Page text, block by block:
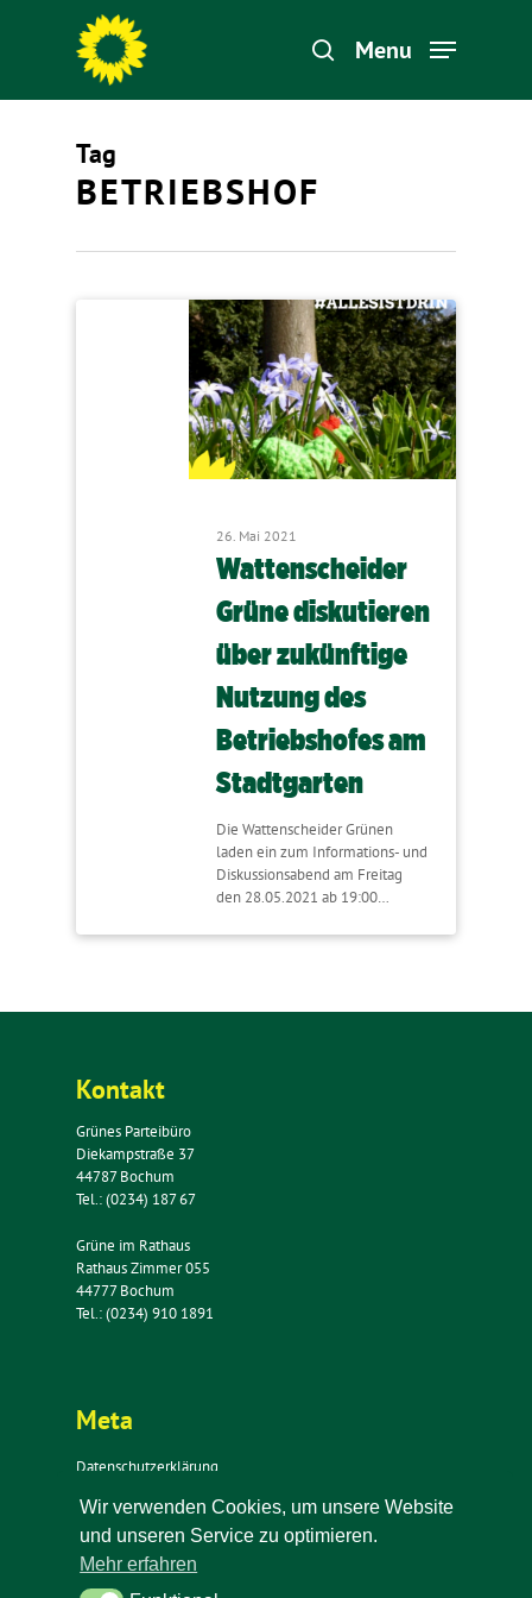
Hit enter to search or ESC to close
Menu
Tag
BETRIEBSHOF
26. Mai 2021
Wattenscheider
Grüne diskutieren
über zukünftige
Nutzung des
Betriebshofes am
Stadtgarten
Die Wattenscheider Grünen
laden ein zum Informations- und
Diskussionsabend am Freitag
den 28.05.2021 ab 19:00…
Kontakt
Grünes Parteibüro
Diekampstraße 37
44787 Bochum
Tel.: (0234) 187 67
Grüne im Rathaus
Rathaus Zimmer 055
44777 Bochum
Tel.: (0234) 910 1891
Meta
Datenschutzerklärung
Impressum
Kontakt
Newsletter
Wir verwenden Cookies, um unsere Website
und unseren Service zu optimieren.
Mehr erfahren